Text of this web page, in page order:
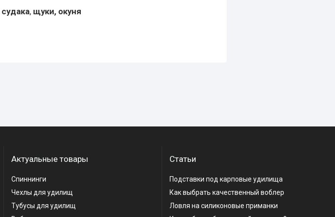
судака, щуки, окуня
Актуальные товары
Спиннинги
Чехлы для удилищ
Тубусы для удилищ
Статьи
Подставки под карповые удилища
Как выбрать качественный воблер
Ловля на силиконовые приманки